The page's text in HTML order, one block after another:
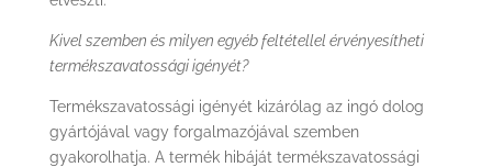
Kivel szemben és milyen egyéb feltétellel érvényesítheti
termékszavatossági igényét?
Termékszavatossági igényét kizárólag az ingó dolog
gyártójával vagy forgalmazójával szemben
gyakorolhatja. A termék hibáját termékszavatossági